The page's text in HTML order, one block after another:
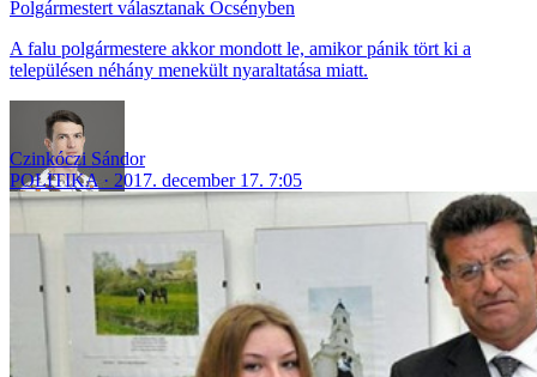
Polgármestert választanak Őcsényben
A falu polgármestere akkor mondott le, amikor pánik tört ki a
településen néhány menekült nyaraltatása miatt.
Czinkóczi Sándor
POLITIKA
2017. december 17. 7:05